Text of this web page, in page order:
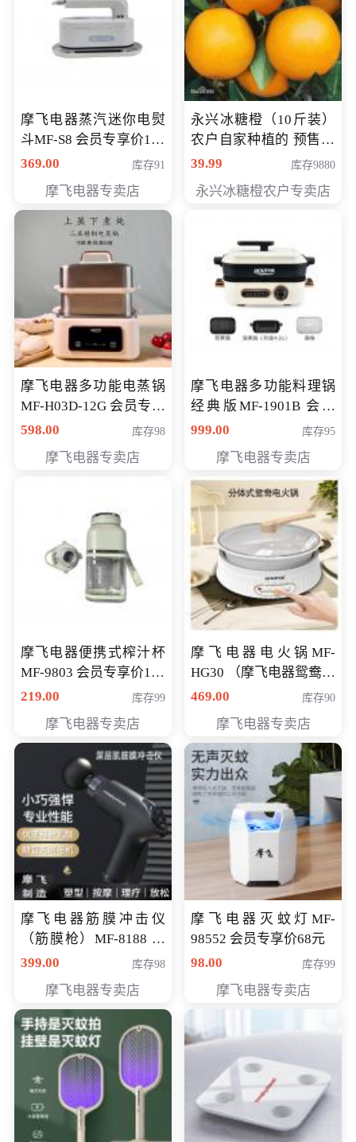
摩飞电器蒸汽迷你电熨
斗MF-S8 会员专享价168
元
369.00 库存91
摩飞电器专卖店
永兴冰糖橙（10斤装）
农户自家种植的 预售10
万斤 会员包邮专享价
39.99 库存9880
永兴冰糖橙农户专卖店
摩飞电器多功能电蒸锅
MF-H03D-12G 会员专享
价398元
598.00 库存98
摩飞电器专卖店
摩飞电器多功能料理锅
经典版MF-1901B 会员
专享价399元
999.00 库存95
摩飞电器专卖店
摩飞电器便携式榨汁杯
MF-9803 会员专享价138
元
219.00 库存99
摩飞电器专卖店
摩飞电器电火锅MF-
HG30 （摩飞电器鸳鸯锅
MF-HG30 ） 会员专享价
469.00 库存90
摩飞电器专卖店
摩飞电器筋膜冲击仪
（筋膜枪）MF-8188 会
员专享价268元
399.00 库存98
摩飞电器专卖店
摩飞电器灭蚊灯MF-
98552 会员专享价68元
98.00
库存99
摩飞电器专卖店